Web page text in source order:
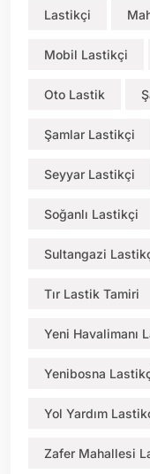
Lastikçi
Mobil Lastikçi
Oto Lastik
Şamlar Lastikçi
Seyyar Lastikçi
Soğanlı Lastikçi
Sultangazi
Tır Lastik Tamiri
Yeni Havalimanı
Yenibosna
Yol Yardım
Zafer Mahallesi